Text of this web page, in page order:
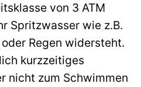
von 3 ATM
Spritzwasser wie z.B.
Regen widersteht.
kurzzeitiges
nicht zum Schwimmen